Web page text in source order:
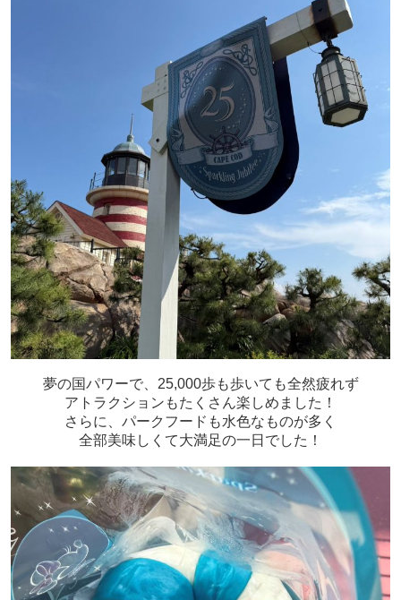
夢の国パワーで、25,000歩も歩いても全然疲れず
アトラクションもたくさん楽しめました！
さらに、パークフードも水色なものが多く
全部美味しくて大満足の一日でした！